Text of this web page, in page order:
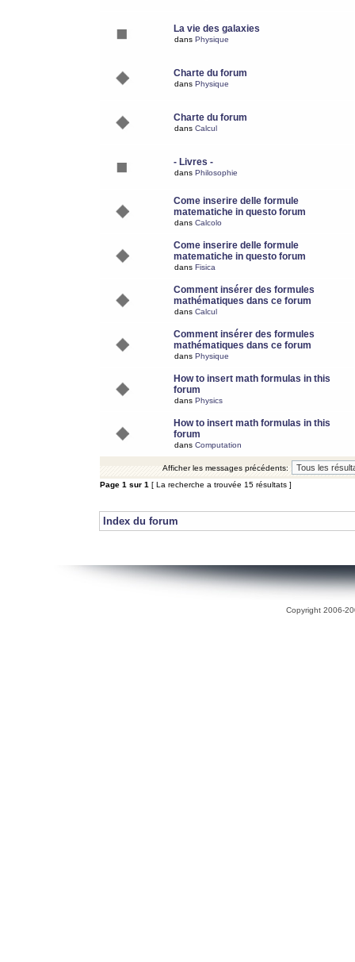
La vie des galaxies
dans Physique
Charte du forum
dans Physique
Charte du forum
dans Calcul
- Livres -
dans Philosophie
Come inserire delle formule
matematiche in questo forum
dans Calcolo
Come inserire delle formule
matematiche in questo forum
dans Fisica
Comment insérer des formules
mathématiques dans ce forum
dans Calcul
Comment insérer des formules
mathématiques dans ce forum
dans Physique
How to insert math formulas in this
forum
dans Physics
How to insert math formulas in this
forum
dans Computation
Afficher les messages précédents:
Page 1 sur 1 [ La recherche a trouvée 15 résultats ]
Index du forum
Copyright 2006-